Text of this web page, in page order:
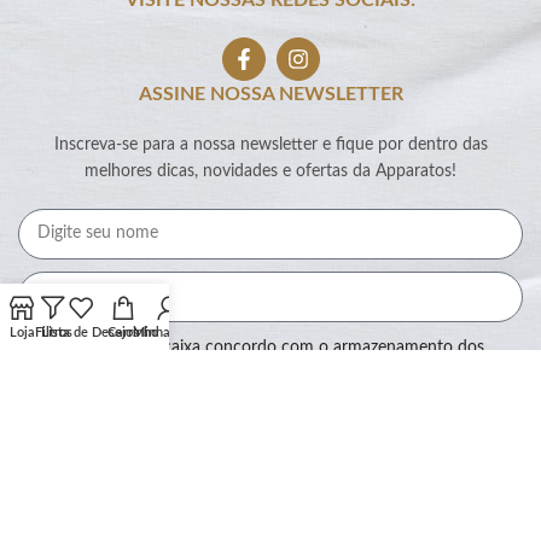
ASSINE NOSSA NEWSLETTER
Inscreva-se para a nossa newsletter e fique por dentro das
melhores dicas, novidades e ofertas da Apparatos!
Ao marcar essa caixa concordo com o armazenamento dos
Loja Filtros
Lista de Desejos
CarrinhoMinha conta